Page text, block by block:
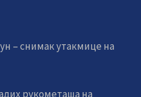
– снимак утакмице на
рукометаша на